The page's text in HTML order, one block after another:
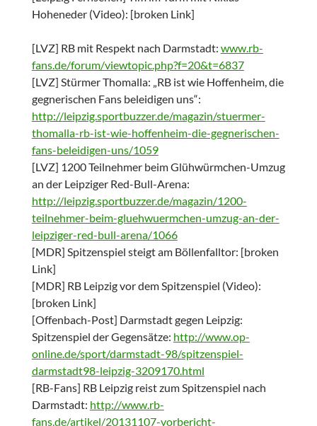
Hoheneder (Video): [broken Link]
[LVZ] RB mit Respekt nach Darmstadt: www.rb-
fans.de/forum/viewtopic.php?f=20&t=6837
[LVZ] Stürmer Thomalla: „RB ist wie Hoffenheim, die
gegnerischen Fans beleidigen uns“:
http://leipzig.sportbuzzer.de/magazin/stuermer-
thomalla-rb-ist-wie-hoffenheim-die-gegnerischen-
fans-beleidigen-uns/1059
[LVZ] 1200 Teilnehmer beim Glühwürmchen-Umzug
an der Leipziger Red-Bull-Arena:
http://leipzig.sportbuzzer.de/magazin/1200-
teilnehmer-beim-gluehwuermchen-umzug-an-der-
leipziger-red-bull-arena/1066
[MDR] Spitzenspiel steigt am Böllenfalltor: [broken
Link]
[MDR] RB Leipzig vor dem Spitzenspiel (Video):
[broken Link]
[Offenbach-Post] Darmstadt gegen Leipzig:
Spitzenspiel der Gegensätze: http://www.op-
online.de/sport/darmstadt-98/spitzenspiel-
darmstadt98-leipzig-3209170.html
[RB-Fans] RB Leipzig reist zum Spitzenspiel nach
Darmstadt: http://www.rb-
fans.de/artikel/20131107-vorbericht-